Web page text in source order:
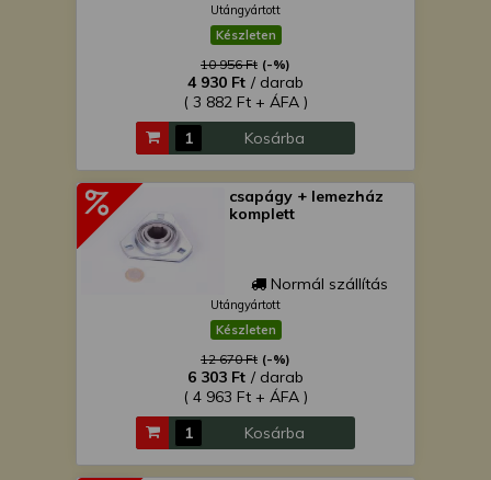
Utángyártott
Készleten
10 956 Ft (-%)
4 930 Ft / darab
( 3 882 Ft + ÁFA )
Kosárba
csapágy + lemezház
komplett
Normál szállítás
Utángyártott
Készleten
12 670 Ft (-%)
6 303 Ft / darab
( 4 963 Ft + ÁFA )
Kosárba